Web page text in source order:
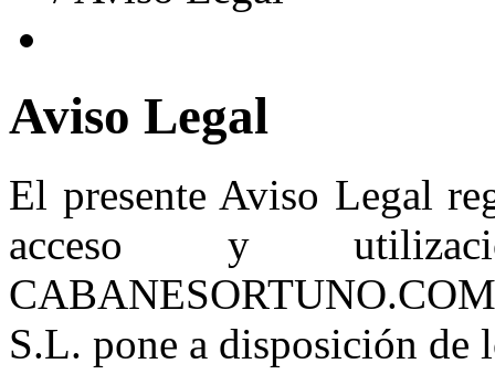
Aviso Legal
El presente Aviso Legal
acceso y
S.L. pone a disposición de